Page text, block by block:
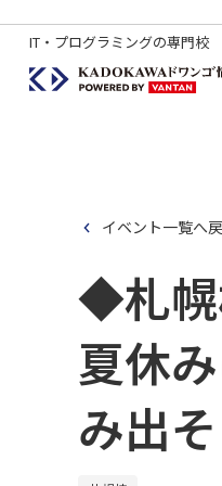
IT・プログラミングの専門
イベント一覧へ
◆札
夏休
み出